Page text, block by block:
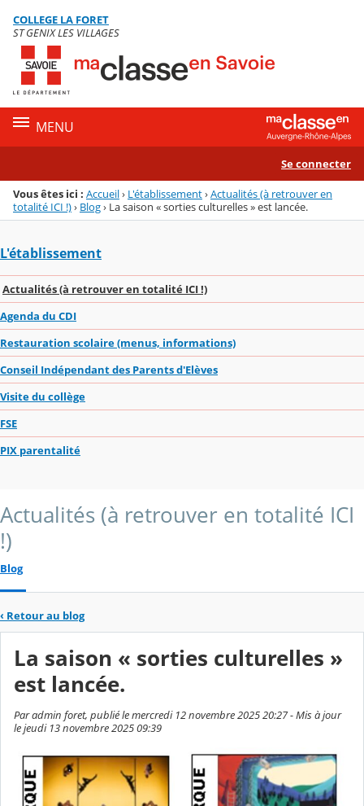
Menu de la rubrique
Contenu
COLLEGE LA FORET
ST GENIX LES VILLAGES
MENU
Se connecter
Vous êtes ici : Accueil› L'établissement›Actualités (à retrouver en
totalité ICI !)› Blog› La saison « sorties culturelles » est lancée.
L'établissement
Actualités (à retrouver en totalité ICI !)
Agenda du CDI
Restauration scolaire (menus, informations)
Conseil Indépendant des Parents d'Elèves
Visite du collège
FSE
PIX parentalité
Actualités (à retrouver en totalité ICI
!)
Blog
‹ Retour au blog
La saison « sorties culturelles »
est lancée.
Par admin foret, publié le mercredi 12 novembre 2025 20:27 - Mis à jour
le jeudi 13 novembre 2025 09:39